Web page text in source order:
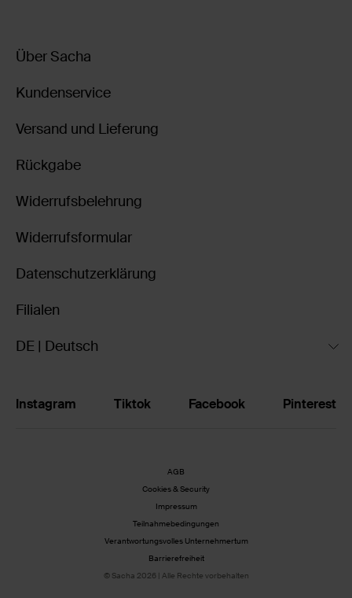
Über Sacha
Kundenservice
Versand und Lieferung
Rückgabe
Widerrufsbelehrung
Widerrufsformular
Datenschutzerklärung
Filialen
DE | Deutsch
Instagram Tiktok Facebook Pinterest
AGB
Cookies & Security
Impressum
Teilnahmebedingungen
Verantwortungsvolles Unternehmertum
Barrierefreiheit
© Sacha 2026 | Alle Rechte vorbehalten